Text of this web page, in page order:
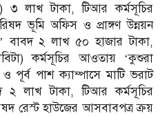
৩ লাখ টাকা, টিআর কর্মসূচির
ভূমি অফিস ও প্রাঙ্গণ উন্নয়ন
বাবদ ২ লাখ ৫০ হাজার টাকা,
কর্মসূচির আওতায় ‘কুশুরা
পাশ ক্যাম্পাসে মাটি ভরাট
২ লাখ টাকা, টিআর কর্মসূচির
রেস্ট হাউজের আসবাবপত্র ক্রয়